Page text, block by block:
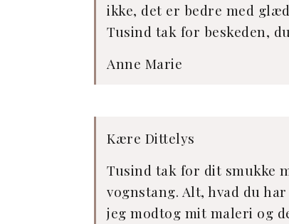
ikke, det er bedre med
Tusind tak for beskeden,
Anne Marie
Kære Dittelys
Tusind tak for dit smukke
vognstang. Alt, hvad du
jeg modtog mit maleri og